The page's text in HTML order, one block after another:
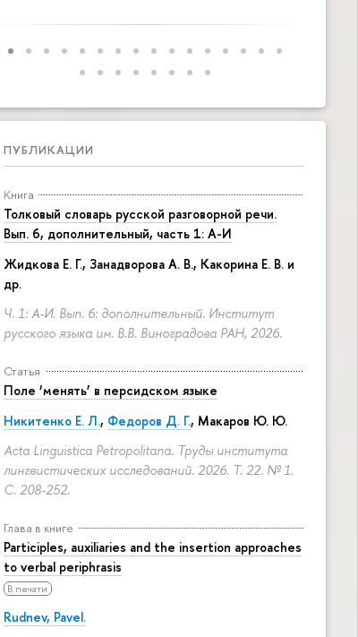
ПУБЛИКАЦИИ
Книга
Толковый словарь русской разговорной речи.
Вып. 6, дополнительный, часть 1: А-И
Жидкова Е. Г., Занадворова А. В., Какорина Е. В. и
др.
Ч. 1: А-И. Вып. 6: дополнительный. Институт
русского языка им. В.В. Виноградова РАН, 2026.
Статья
Поле ‘менять’ в персидском языке
Никитенко Е. Л., Федоров Д. Г., Макаров Ю. Ю.
Acta Linguistica Petropolitana. Труды института
лингвистических исследований. 2026. Т. 22. № 1.
С. 208-252.
Глава в книге
Participles, auxiliaries and the insertion approaches
to verbal periphrasis
В печати
Rudnev, Pavel.